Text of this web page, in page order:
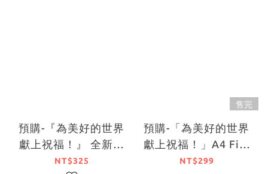
預購-『為美好的世界
獻上祝福！』 全新繪
製壓克力名牌 女僕
NT$325
售完
預購-「為美好的世界
獻上祝福！」A4 File
夾套組 動畫播放10周
NT$299